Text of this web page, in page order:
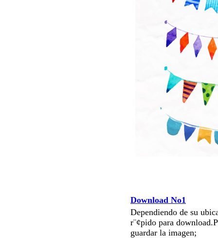
Download No1
Dependiendo de su
r¨¢pido para
guardar la imagen;